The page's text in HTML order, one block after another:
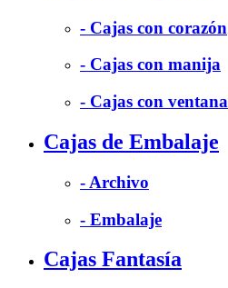
- Cajas con corazón
- Cajas con manija
- Cajas con ventana
Cajas de Embalaje
- Archivo
- Embalaje
Cajas Fantasía